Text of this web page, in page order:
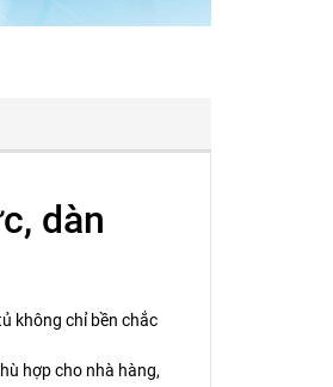
dàn
không chỉ bền chắc
hợp cho nhà hàng,